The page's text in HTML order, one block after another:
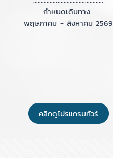
กำหนดเดินทาง
พฤษภาคม - สิงหาคม 2569
คลิกดูโปรแกรมทัวร์